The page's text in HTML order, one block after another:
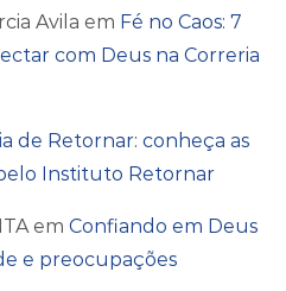
Avila em Fé no Caos: 7
com Deus na Correria
de Retornar: conheça as
Instituto Retornar
em Confiando em Deus
e preocupações